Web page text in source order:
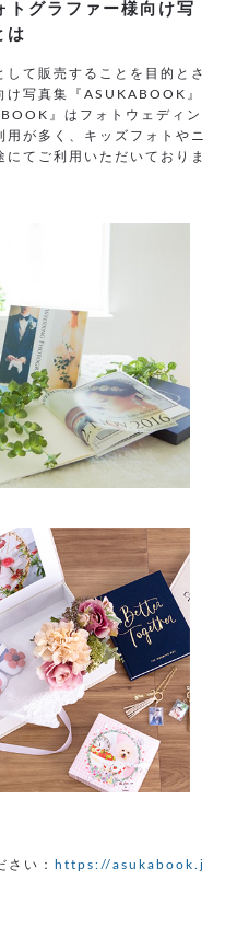
トグラファー様向け写
は
て販売することを目的とさ
け写真集『ASUKABOOK』
』はフォトウェディン
が多く、キッズフォトやニ
てご利用いただいておりま
さい：
https://asukabook.j